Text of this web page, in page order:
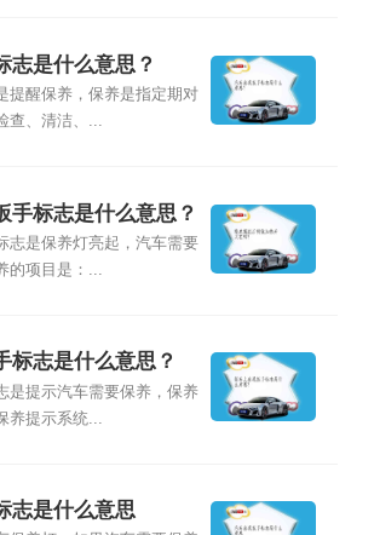
志是什么意思？
提醒保养，保养是指定期对
查、清洁、...
手标志是什么意思？
志是保养灯亮起，汽车需要
的项目是：...
标志是什么意思？
是提示汽车需要保养，保养
养提示系统...
志是什么意思